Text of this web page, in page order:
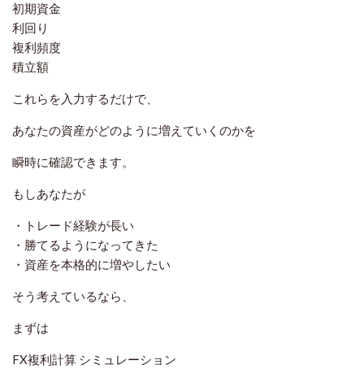
初期資金
利回り
複利頻度
積立額
これらを入力するだけで、
あなたの資産がどのように増えていくのかを
瞬時に確認できます。
もしあなたが
・トレード経験が長い
・勝てるようになってきた
・資産を本格的に増やしたい
そう考えているなら、
まずは
FX複利計算 シミュレーション